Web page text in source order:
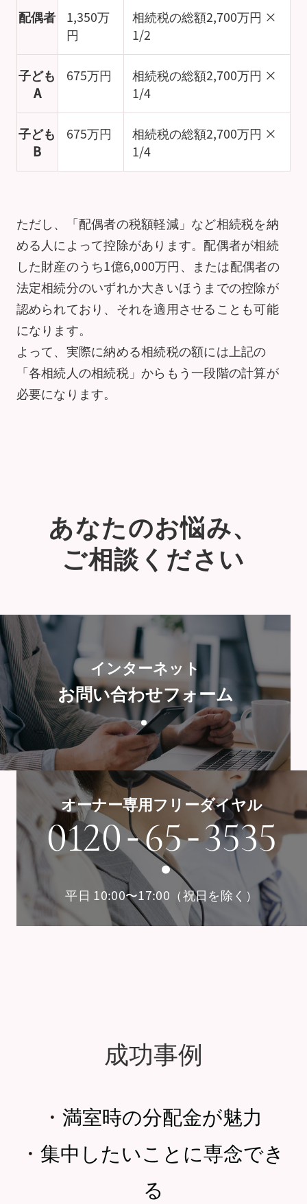
配偶者
1,350万
円
相続税の総額2,700万円 ×
1/2
子ども
A
675万円
相続税の総額2,700万円 ×
1/4
子ども
B
675万円
相続税の総額2,700万円 ×
1/4
ただし、「配偶者の税額軽減」など相続税を納
める人によって控除があります。配偶者が相続
した財産のうち1億6,000万円、または配偶者の
法定相続分のいずれか大きいほうまでの控除が
認められており、それを適用させることも可能
になります。
よって、実際に納める相続税の額には上記の
「各相続人の相続税」からもう一段階の計算が
必要になります。
あなたのお悩み、
ご相談ください
インターネット
お問い合わせフォーム
オーナー専用フリーダイヤル
0120-65-3535
平日 10:00〜17:00（祝日を除く）
成功事例
・ 満室時の分配金が魅力
・ 集中したいことに専念でき
る